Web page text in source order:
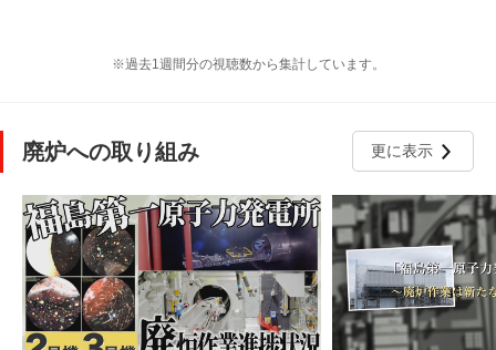
※過去1週間分の視聴数から集計しています。
廃炉への取り組み 更に表示